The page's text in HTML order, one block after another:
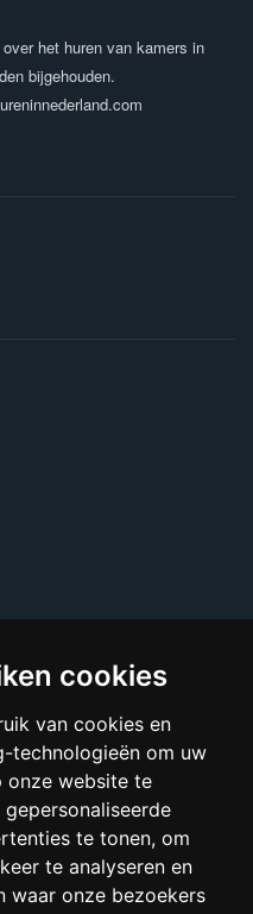
cookies
van cookies en
technologieën om uw
onze website te
te tonen, om
te analyseren en
waar onze bezoekers
het huren van kamers in
bijgehouden.